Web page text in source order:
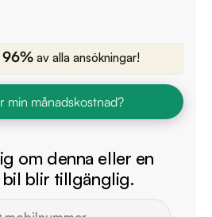
96% av alla ansökningar!
min månadskostnad?
om denna eller en
bil blir tillgänglig.